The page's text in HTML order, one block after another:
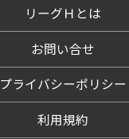
リーグＨとは
お問い合せ
プライバシーポリシー
利用規約